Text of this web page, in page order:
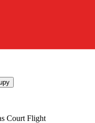
Court Flight